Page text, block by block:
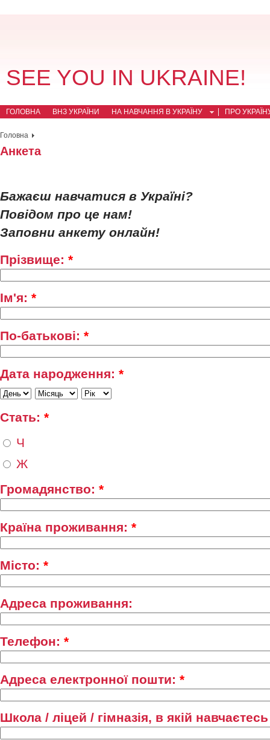
SEE YOU IN UKRAINE!
ГОЛОВНА ВНЗ УКРАЇНИ НА НАВЧАННЯ В УКРАЇНУ ПРО
Головна
Анкета
Бажаєш навчатися в Україні?
Повідом про це нам!
Заповни анкету онлайн!
Прізвище: *
Ім'я: *
По-батькові: *
Дата народження: *
Стать: *
Ч
Ж
Громадянство: *
Країна проживання: *
Місто: *
Адреса проживання:
Телефон: *
Адреса електронної пошти: *
Школа / ліцей / гімназія, в якій